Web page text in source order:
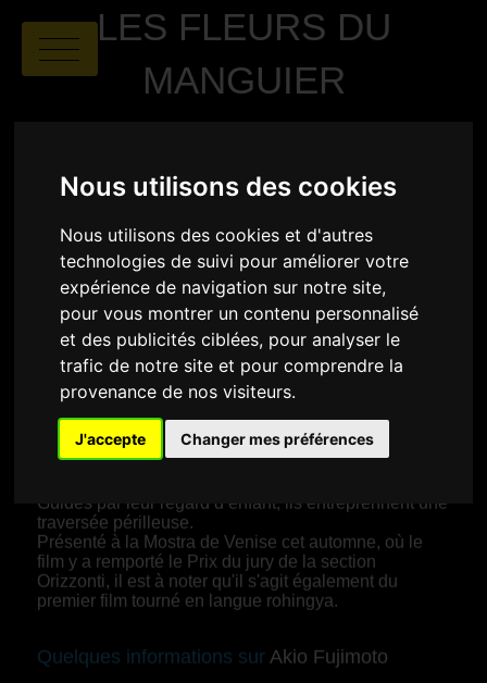
Nous utilisons des cookies
Nous utilisons des cookies et d'autres
technologies de suivi pour améliorer votre
expérience de navigation sur notre site,
pour vous montrer un contenu personnalisé
et des publicités ciblées, pour analyser le
trafic de notre site et pour comprendre la
provenance de nos visiteurs.
J'accepte Changer mes préférences
LES FLEURS DU
MANGUIER
Akio Fujimoto | 01:38 | Japon,
France, Malaisie, Allemagne
SYNOPSIS
Dans l’espoir de retrouver leur famille dispersée,
Shafi, 4 ans, et sa sœur Somira, 9 ans, quittent un
camp Rohingyas du Bangladesh pour rejoindre la
Guidés par leur regard d’enfant, ils entreprennent une
traversée périlleuse.
Présenté à la Mostra de Venise cet automne, où le
film y a remporté le Prix du jury de la section
Orizzonti, il est à noter qu'il s'agit également du
premier film tourné en langue rohingya.
Quelques informations sur Akio Fujimoto